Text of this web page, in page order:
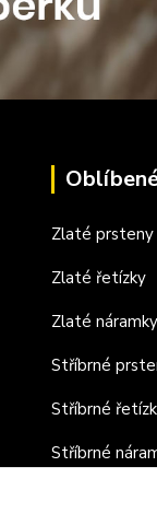
Zlaté prsteny
Zlaté řetízky
Zlaté náramky
Stříbrné
Stříbrné
Stříbrné